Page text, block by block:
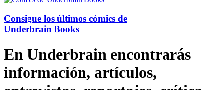
Consigue los últimos cómics de
Underbrain Books
En Underbrain encontrarás
información, artículos,